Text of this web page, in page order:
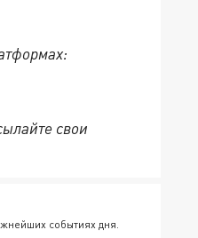
свои
событиях дня.